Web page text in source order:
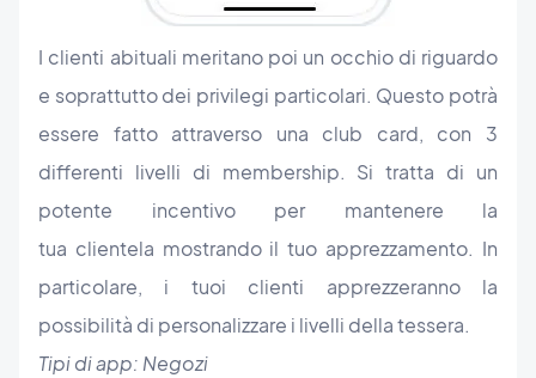
I clienti abituali meritano poi un occhio di riguardo
e soprattutto dei privilegi particolari. Questo potrà
essere fatto attraverso una club card, con 3
differenti livelli di membership. Si tratta di un
potente incentivo per mantenere la
tua clientela mostrando il tuo apprezzamento. In
particolare, i tuoi clienti apprezzeranno la
possibilità di personalizzare i livelli della tessera.
Tipi di app: Negozi